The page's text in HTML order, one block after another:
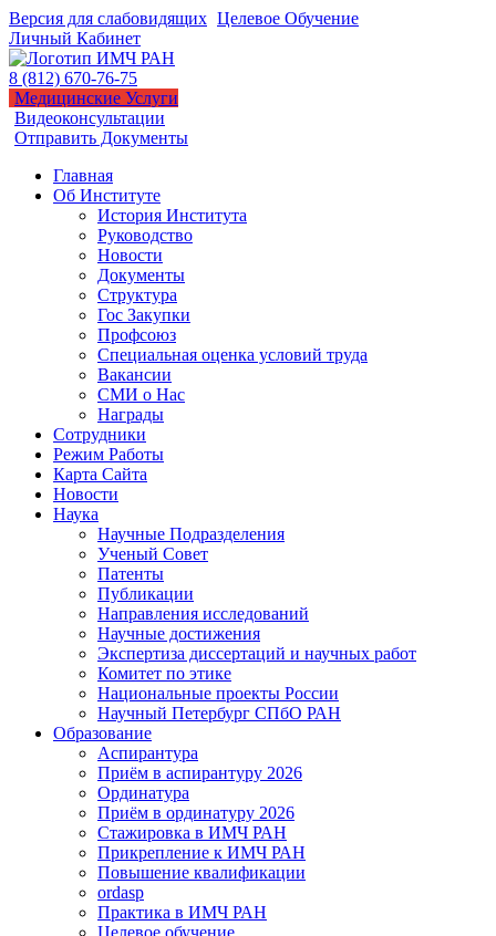
Версия для слабовидящих Целевое Обучение
Личный Кабинет
8 (812) 670-76-75
Медицинские Услуги
Видеоконсультации
Отправить Документы
Главная
Об Институте
История Института
Руководство
Новости
Документы
Структура
Гос Закупки
Профсоюз
Специальная оценка условий труда
Вакансии
СМИ о Нас
Награды
Сотрудники
Режим Работы
Карта Сайта
Новости
Наука
Научные Подразделения
Ученый Совет
Патенты
Публикации
Направления исследований
Научные достижения
Экспертиза диссертаций и научных работ
Комитет по этике
Национальные проекты России
Научный Петербург СПбО РАН
Образование
Аспирантура
Приём в аспирантуру 2026
Ординатура
Приём в ординатуру 2026
Стажировка в ИМЧ РАН
Прикрепление к ИМЧ РАН
Повышение квалификации
ordasp
Практика в ИМЧ РАН
Целевое обучение